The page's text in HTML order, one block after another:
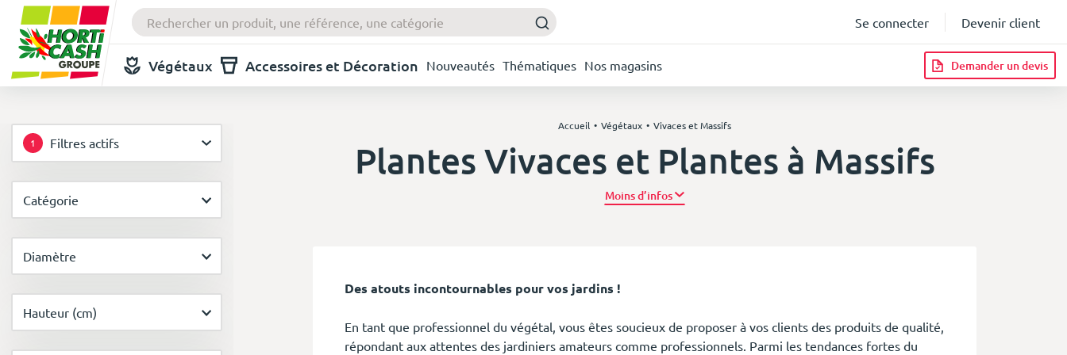
Se connecter Devenir client
Végétaux Accessoires et Décoration Nouveautés Thématiques Nos magasins Demander un devis
1 Filtres actifs
Catégorie
Diamètre
Hauteur (cm)
Accueil Végétaux Vivaces et Massifs
Plantes Vivaces et Plantes à Massifs
Plus d’infos
Des atouts incontournables pour vos jardins !
En tant que professionnel du végétal, vous êtes soucieux de proposer à vos clients des produits de qualité,
répondant aux attentes des jardiniers amateurs comme professionnels. Parmi les tendances fortes du